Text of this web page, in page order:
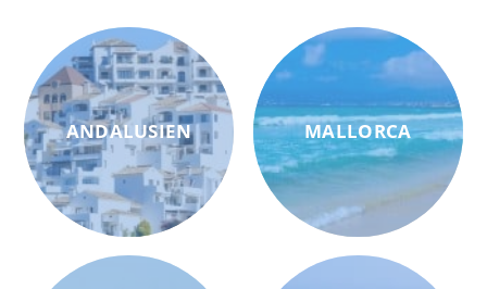
ANDALUSIEN MALLORCA